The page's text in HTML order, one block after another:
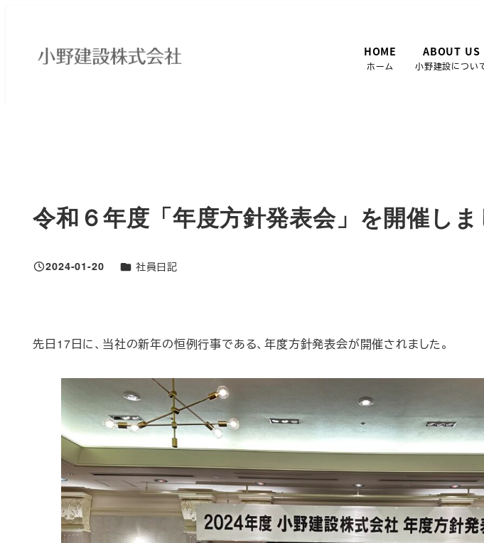
HOME
ホーム
ABOUT US
小野建設につい
令和６年度「年度方針発表会」を開催しま
投稿日
2024-01-20 ブログカテゴリ
社員日記
先日17日に、当社の新年の恒例行事である、年度方針発表会が開催されました。